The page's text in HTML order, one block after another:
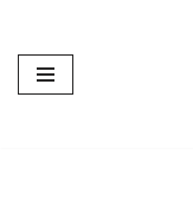
Перейти
к